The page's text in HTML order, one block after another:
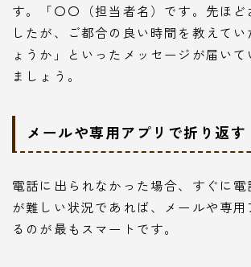
す。「〇〇（担当者名）です。先ほど
したが、ご都合の良い時間を教えて
ょうか」といったメッセージが届い
ましょう。
メールや専用アプリで折り返す
電話に出られなかった場合、すぐに電
が難しい状況であれば、メールや専
るのが最もスマートです。